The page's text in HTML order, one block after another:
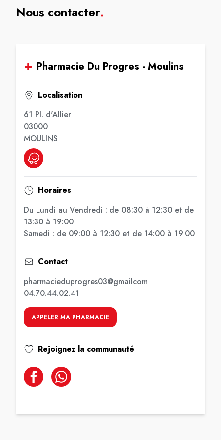
Nous contacter.
Pharmacie Du Progres - Moulins
Localisation
61 Pl. d'Allier
03000
MOULINS
Horaires
Du Lundi au Vendredi : de 08:30 à 12:30 et de
13:30 à 19:00
Samedi : de 09:00 à 12:30 et de 14:00 à 19:00
Contact
pharmacieduprogres03@gmailcom
04.70.44.02.41
APPELER MA PHARMACIE
Rejoignez la communauté